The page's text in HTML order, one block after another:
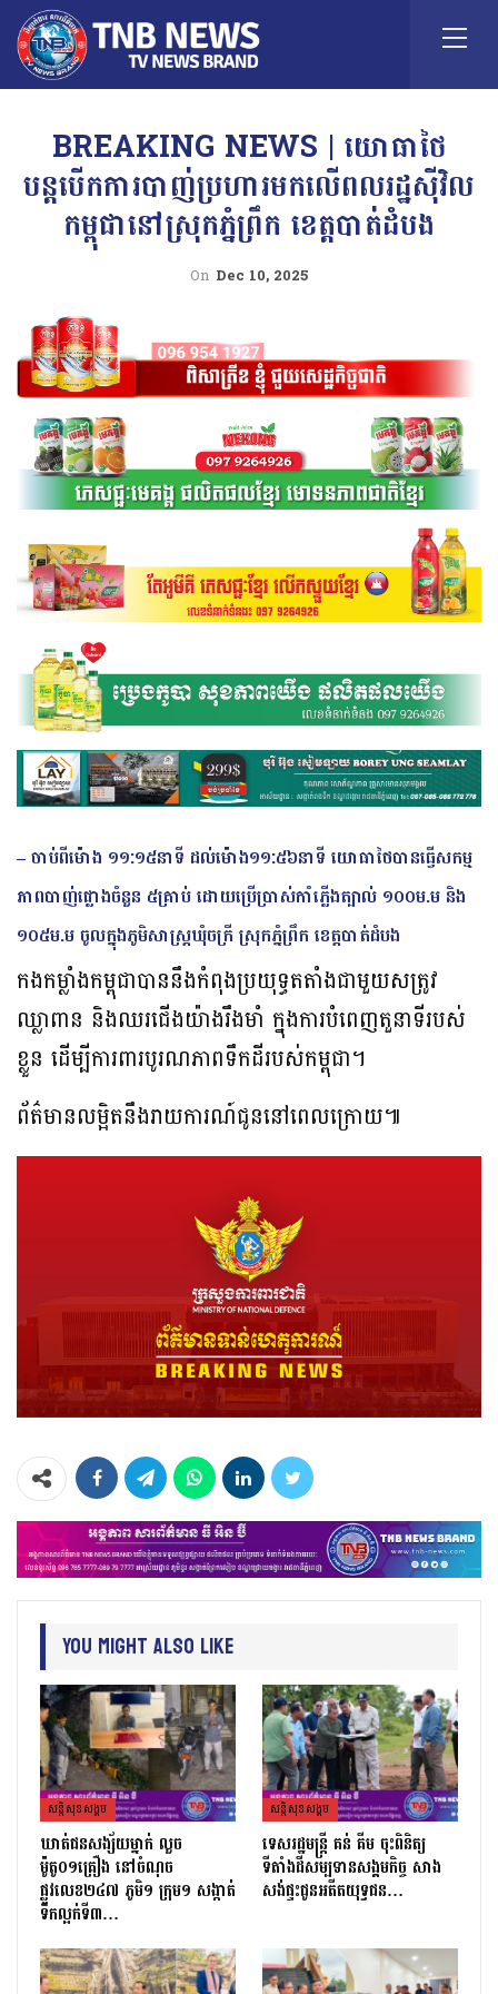
BREAKING NEWS | យោធាថៃ
បន្តបើកការបាញ់ប្រហារមកលើពលរដ្ឋស៊ីវិល
កម្ពុជានៅស្រុកភ្នំព្រឹក ខេត្តបាត់ដំបង
On Dec 10, 2025
– ចាប់ពីម៉ោង ១១:១៥នាទី ដល់ម៉ោង១១:៥៦នាទី យោធាថៃបានធ្វើសកម្ម
ភាពបាញ់ផ្លោងចំនួន ៥គ្រាប់ ដោយប្រើប្រាស់កាំភ្លើងត្បាល់ ១០០ម.ម និង
១០៥ម.ម ចូលក្នុងភូមិសាស្រ្តឃុំចក្រី ស្រុកភ្នំព្រឹក ខេត្តបាត់ដំបង
កងកម្លាំងកម្ពុជាបាននឹងកំពុងប្រយុទ្ធតតាំងជាមួយសត្រូវ
ឈ្លាពាន និងឈរជើងយ៉ាងរឹងមាំ ក្នុងការបំពេញតួនាទីរបស់
ខ្លួន ដើម្បីការពារបូរណភាពទឹកដីរបស់កម្ពុជា។
ព័ត៌មានលម្អិតនឹងរាយការណ៍ជូននៅពេលក្រោយ៕
You Might Also Like
សន្តិសុខសង្គម
ឃាត់ជនសង្ស័យម្នាក់ លួច
ម៉ូតូ០១គ្រឿង នៅចំណុច
ផ្លូវលេខ២៤៧ ភូមិ១ ក្រុម១ សង្កាត់
ទឹកល្អក់ទី៣…
សន្តិសុខសង្គម
ទេសរដ្ឋមន្រ្តី គន់ គីម ចុះពិនិត្យ
ទីតាំងដីសម្បទានសង្គមកិច្ច សាង
សង់ផ្ទះជូនអតីតយុទ្ធជន…